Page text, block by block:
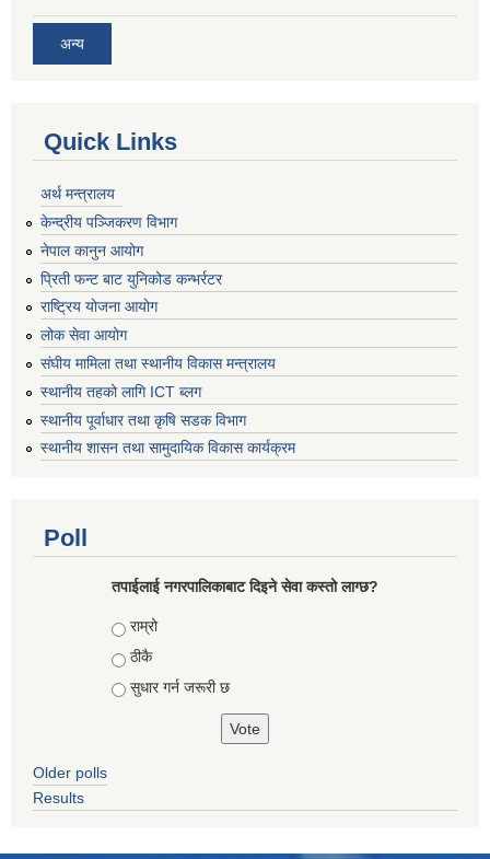
अन्य
Quick Links
अर्थ मन्त्रालय
केन्द्रीय पञ्जिकरण विभाग
नेपाल कानुन आयोग
प्रिती फन्ट बाट युनिकोड कन्भर्रटर
राष्ट्रिय योजना आयोग
लोक सेवा आयोग
संघीय मामिला तथा स्थानीय विकास मन्त्रालय
स्थानीय तहको लागि ICT ब्लग
स्थानीय पूर्वाधार तथा कृषि सडक विभाग
स्थानीय शासन तथा सामुदायिक विकास कार्यक्रम
Poll
तपाईलाई नगरपालिकाबाट दिइने सेवा कस्तो लाग्छ?
Choices
राम्रो
ठीकै
सुधार गर्न जरूरी छ
Older polls
Results